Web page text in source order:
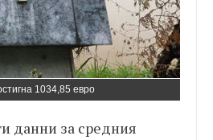
1034,85 евро
данни за средния